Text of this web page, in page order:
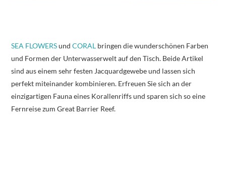
SEA FLOWERSundCORAL bringen die wunderschönen Farben
und Formen der Unterwasserwelt auf den Tisch. Beide Artikel
sind aus einem sehr festen Jacquardgewebe und lassen sich
perfekt miteinander kombinieren. Erfreuen Sie sich an der
einzigartigen Fauna eines Korallenriffs und sparen sich so eine
Fernreise zum Great Barrier Reef.